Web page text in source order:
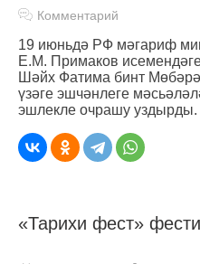
Комментарий
19 июньдә РФ мәгариф
Е.М. Примаков
Шәйх Фатима бинт
үзәге эшчәнлеге
эшлекле очрашу уздырды.
«Тарихи фест»